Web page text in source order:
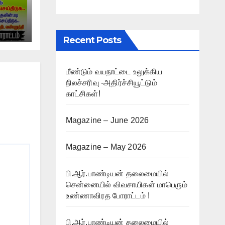
!
Recent Posts
மீண்டும் வயநாட்டை உலுக்கிய
நிலச்சரிவு -அதிர்ச்சியூட்டும்
காட்சிகள்!
Magazine – June 2026
Magazine – May 2026
பி.ஆர்.பாண்டியன் தலைமையில்
சென்னையில் விவசாயிகள் மாபெரும்
உண்ணாவிரத போராட்டம் !
பி.ஆர்.பாண்டியன் தலைமையில்